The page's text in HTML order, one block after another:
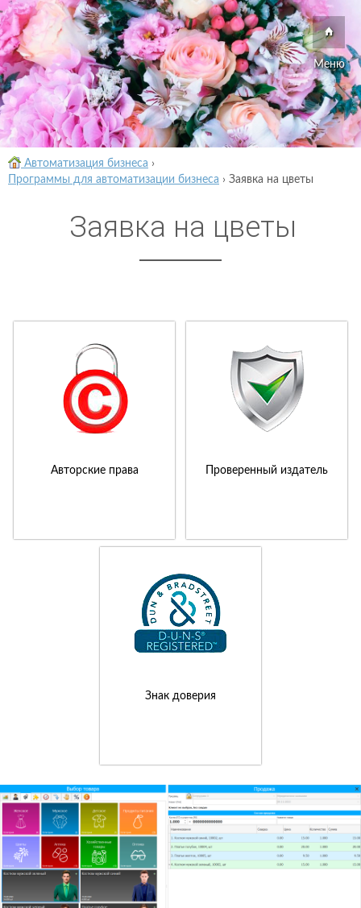
Меню
Автоматизация бизнеса ›
Программы для автоматизации бизнеса › Заявка на цветы
Заявка на цветы
Авторские права Проверенный издатель
Знак доверия